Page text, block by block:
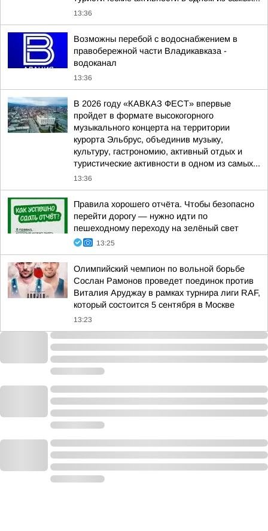
13:36
Возможны перебой с водоснабжением в
правобережной части Владикавказа -
водоканал
13:36
В 2026 году «КАВКАЗ ФЕСТ» впервые
пройдет в формате высокогорного
музыкального концерта на территории
курорта Эльбрус, объединив музыку,
культуру, гастрономию, активный отдых и
туристические активности в одном из самых...
13:36
Правила хорошего отчёта. Чтобы безопасно
перейти дорогу — нужно идти по
пешеходному переходу на зелёный свет
13:25
Олимпийский чемпион по вольной борьбе
Сослан Рамонов проведет поединок против
Виталия Аруджау в рамках турнира лиги RAF,
который состоится 5 сентября в Москве
13:23